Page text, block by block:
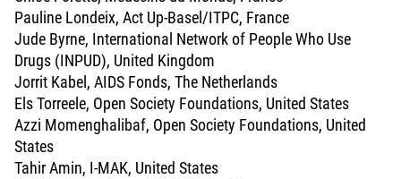
Pauline Londeix, Act Up-Basel/ITPC, France
Jude Byrne, International Network of People Who Use
Drugs (INPUD), United Kingdom
Jorrit Kabel, AIDS Fonds, The Netherlands
Els Torreele, Open Society Foundations, United States
Azzi Momenghalibaf, Open Society Foundations, United
States
Tahir Amin, I-MAK, United States